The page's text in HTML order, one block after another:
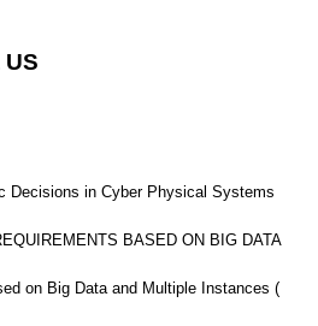
Decisions in Cyber Physical Systems
BASED ON BIG DATA
on Big Data and Multiple Instances (